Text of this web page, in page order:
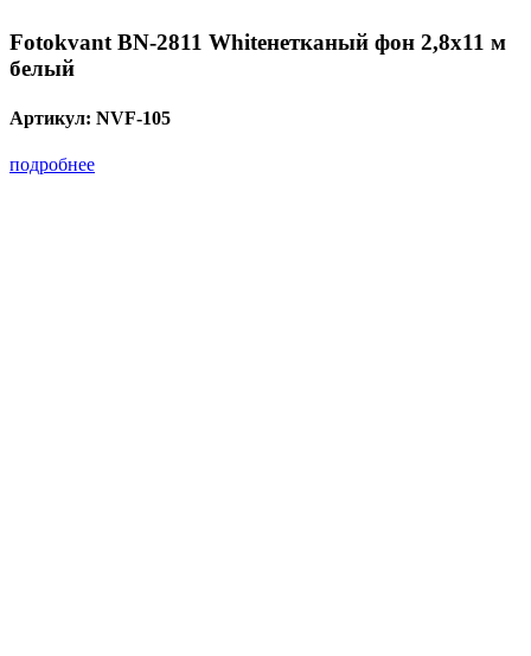
Fotokvant BN-2811 Whiteнетканый фон 2,8х11 м
белый
Артикул: NVF-105
подробнее